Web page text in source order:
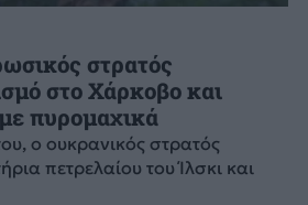
στρατός
στο Χάρκοβο και
πυρομαχικά
ο ουκρανικός στρατός
πετρελαίου του Ίλσκι και